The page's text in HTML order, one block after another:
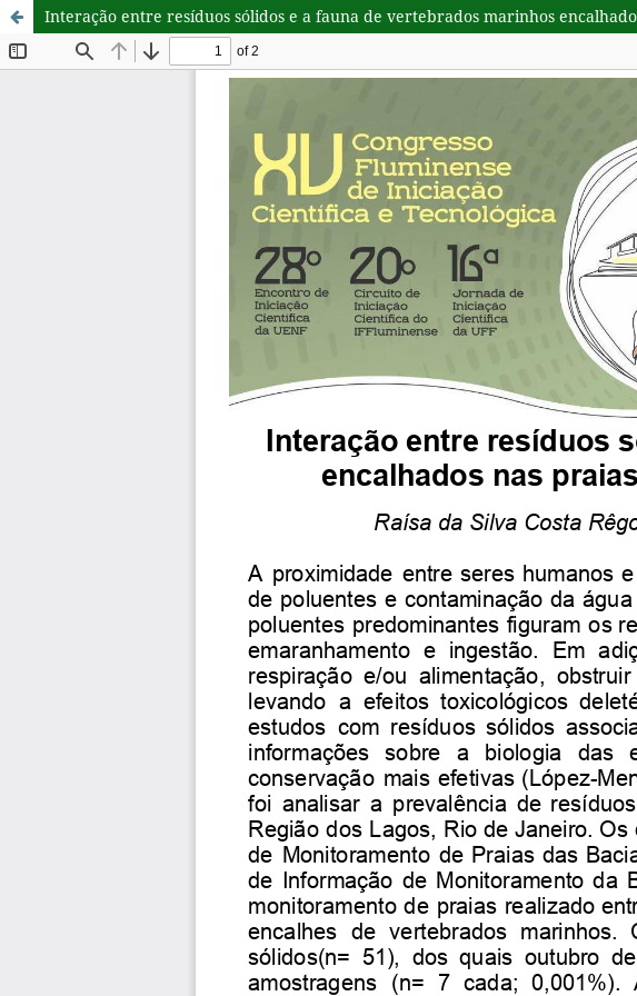
Interação entre resíduos sólidos e a fauna de vertebrados marinhos